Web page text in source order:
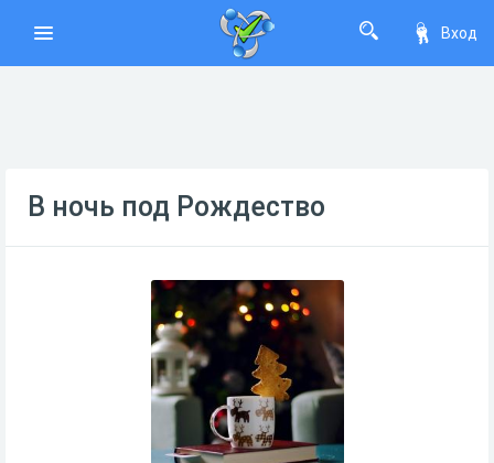
Вход
В ночь под Рождество